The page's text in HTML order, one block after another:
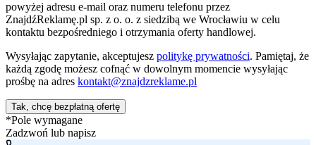
powyżej adresu e-mail oraz numeru telefonu przez
ZnajdźReklamę.pl sp. z o. o. z siedzibą we Wrocławiu w celu
kontaktu bezpośredniego i otrzymania oferty handlowej.
Wysyłając zapytanie, akceptujesz politykę prywatności. Pamiętaj, że
każdą zgodę możesz cofnąć w dowolnym momencie wysyłając
prośbę na adres kontakt@znajdzreklame.pl
Tak, chcę bezpłatną ofertę
*Pole wymagane
Zadzwoń lub napisz